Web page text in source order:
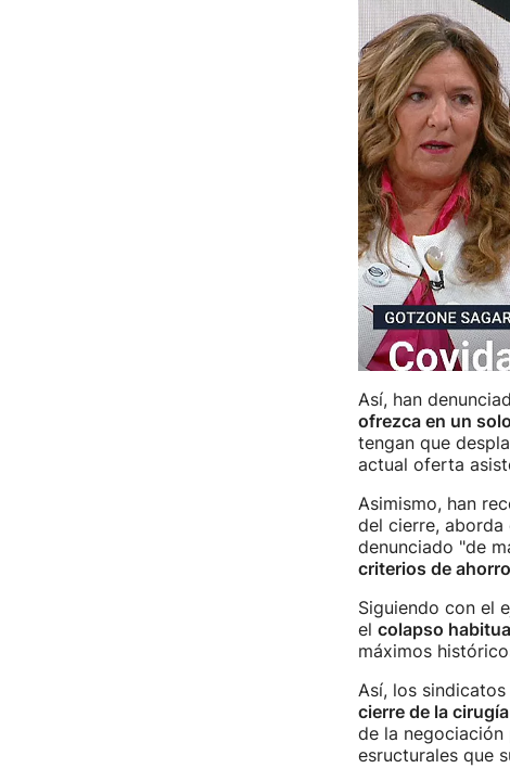
Así, han
ofrezca en un
tengan que
actual oferta
Asimismo, han
del cierre,
denunciado "de
criterios de
Siguiendo con el
el colapso
máximos
Así, los
cierre de la
de la negociación
esructurales que